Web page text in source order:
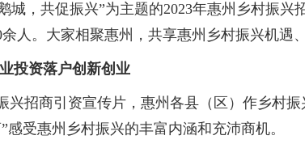
，共促振兴”为主题的2023年惠州乡村振兴
人。大家相聚惠州，共享惠州乡村振兴机遇
资落户创新创业
招商引资宣传片，惠州各县（区）作乡村振
感受惠州乡村振兴的丰富内涵和充沛商机。